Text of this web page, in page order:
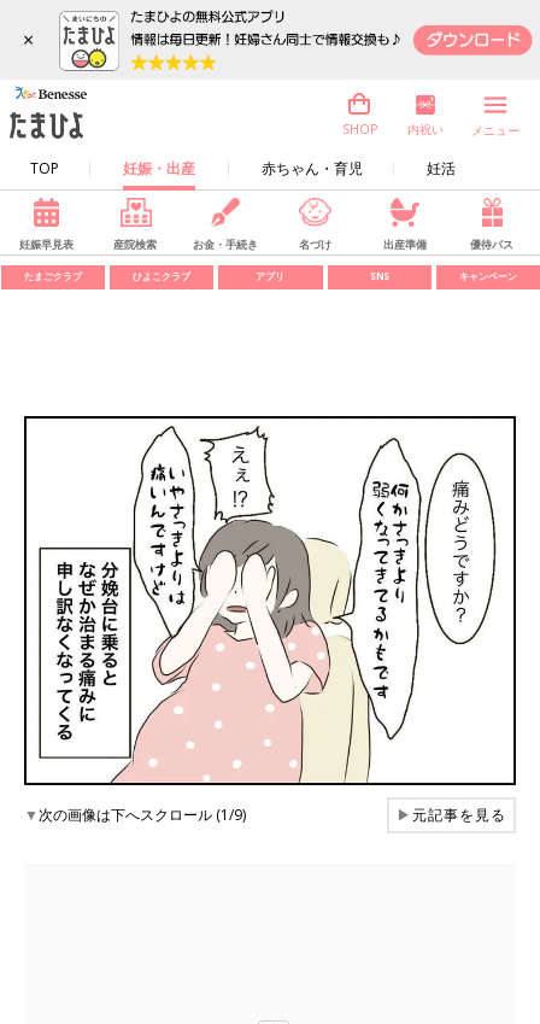
×
TOP 妊娠・出産 赤ちゃん・育児 妊活
SHOP 内祝い メニュー
妊娠早見表 産院検索 お金・手続き 名づけ 出産準備 優待パス
たまごクラブ ひよこクラブ アプリ SNS キャンペーン
▼次の画像は下へスクロール (1/9) ▶元記事を見る